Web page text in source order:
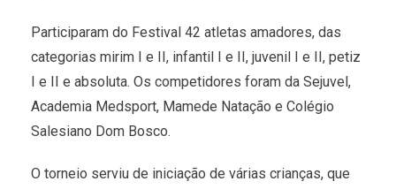
Participaram do Festival 42 atletas amadores, das
categorias mirim I e II, infantil I e II, juvenil I e II, petiz
I e II e absoluta. Os competidores foram da Sejuvel,
Academia Medsport, Mamede Natação e Colégio
Salesiano Dom Bosco.
O torneio serviu de iniciação de várias crianças, que